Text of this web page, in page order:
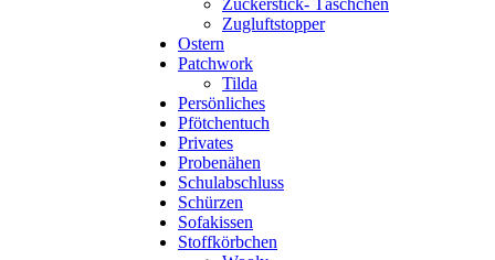
Zuckerstick- Täschchen
Zugluftstopper
Ostern
Patchwork
Tilda
Persönliches
Pfötchentuch
Privates
Probenähen
Schulabschluss
Schürzen
Sofakissen
Stoffkörbchen